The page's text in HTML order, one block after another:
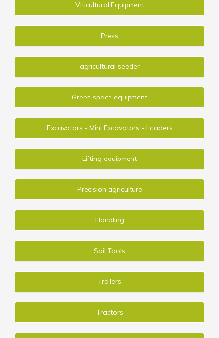
Viticultural Equipment
Press
agricultural seeder
Green space equipment
Excavators - Mini Excavators - Loaders
Lifting equipment
Precision agriculture
Handling
Soil Tools
Trailers
Tractors